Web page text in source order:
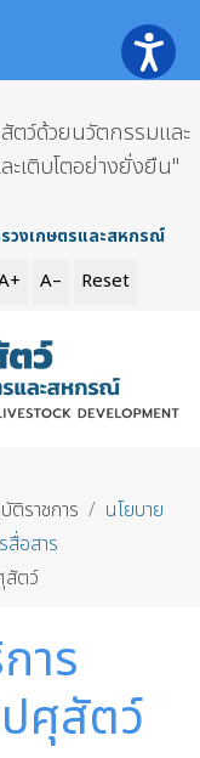
ว์ด้วยนวัตกรรมและ
ะเติบโตอย่างยั่งยืน"
วงเกษตรและสหกรณ์
A– Reset
ติราชการ
นโยบาย
สื่อสาร
สัตว์
าร
ศุสัตว์